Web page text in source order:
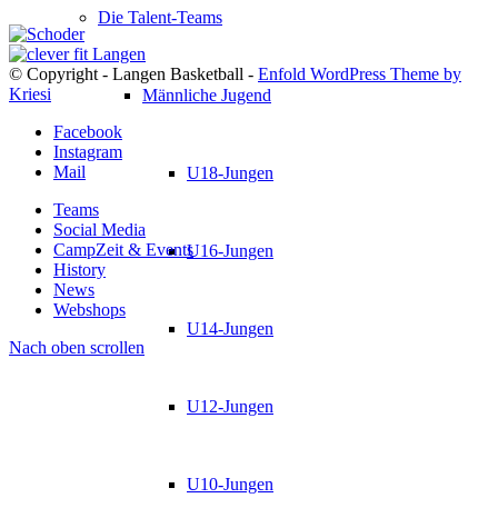
Die Talent-Teams
Männliche Jugend
U18-Jungen
U16-Jungen
U14-Jungen
U12-Jungen
U10-Jungen
© Copyright - Langen Basketball - Enfold WordPress Theme by
Kriesi
Facebook
Instagram
Mail
Teams
Social Media
CampZeit & Events
History
News
Webshops
Nach oben scrollen